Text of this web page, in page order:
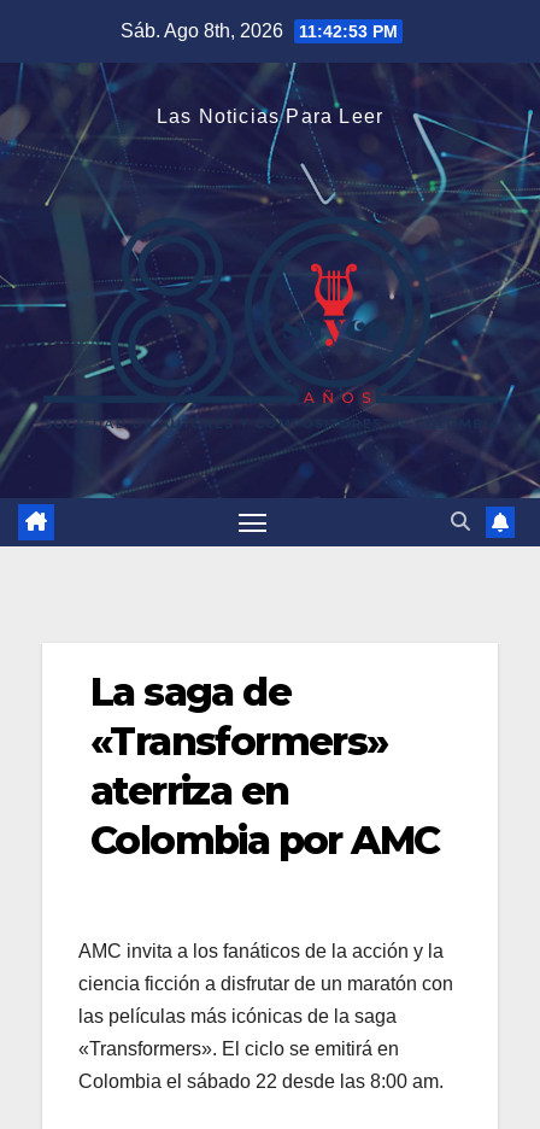
contenido
Sáb. Ago 8th, 2026 11:42:54 PM
Las Noticias Para Leer
La saga de
«Transformers»
aterriza en
Colombia por AMC
AMC invita a los fanáticos de la acción y la
ciencia ficción a disfrutar de un maratón con
las películas más icónicas de la saga
«Transformers». El ciclo se emitirá en
Colombia el sábado 22 desde las 8:00 am.